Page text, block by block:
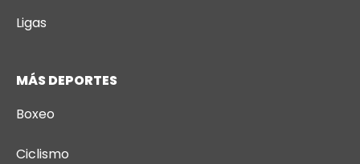
Ligas
MÁS DEPORTES
Boxeo
Ciclismo